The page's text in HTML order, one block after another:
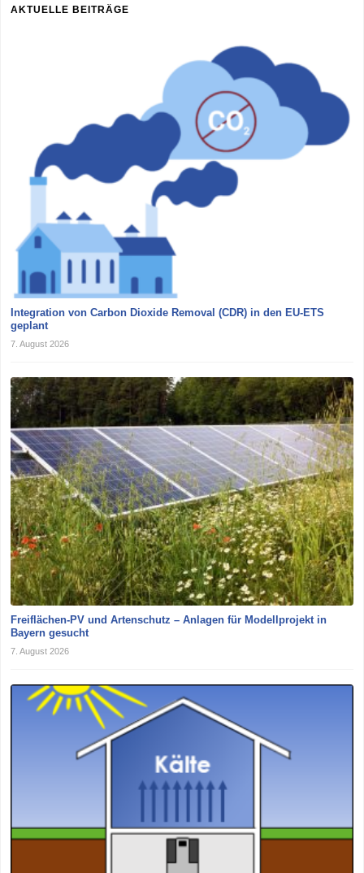
AKTUELLE BEITRÄGE
Integration von Carbon Dioxide Removal (CDR) in den EU-ETS
geplant
7. August 2026
Freiflächen-PV und Artenschutz – Anlagen für Modellprojekt in
Bayern gesucht
7. August 2026